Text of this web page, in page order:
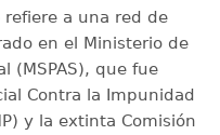
refiere a una red de
en el Ministerio de
(MSPAS), que fue
Contra la Impunidad
y la extinta Comisión